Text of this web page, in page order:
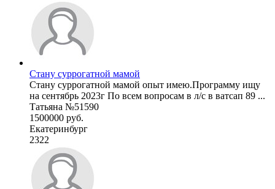
Стану суррогатной мамой
Стану суррогатной мамой опыт имею.Программу ищу
на сентябрь 2023г По всем вопросам в л/с в ватсап 89 ...
Татьяна №51590
1500000 руб.
Екатеринбург
2322